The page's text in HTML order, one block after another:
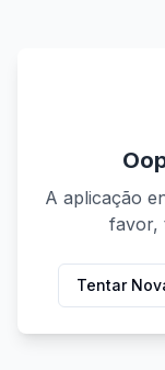
A aplicação
favor,
Tentar